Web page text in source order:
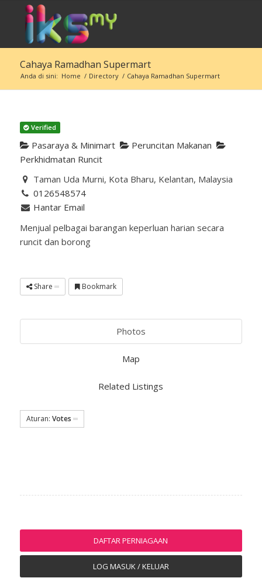
Cahaya Ramadhan Supermart
Anda di sini: Home / Directory / Cahaya Ramadhan Supermart
Verified
Pasaraya & Minimart
Peruncitan Makanan
Perkhidmatan Runcit
Taman Uda Murni, Kota Bharu, Kelantan, Malaysia
0126548574
Hantar Email
Menjual pelbagai barangan keperluan harian secara
runcit dan borong
Share Bookmark
Photos
Map
Related Listings
Aturan: Votes
DAFTAR PERNIAGAAN
LOG MASUK / KELUAR